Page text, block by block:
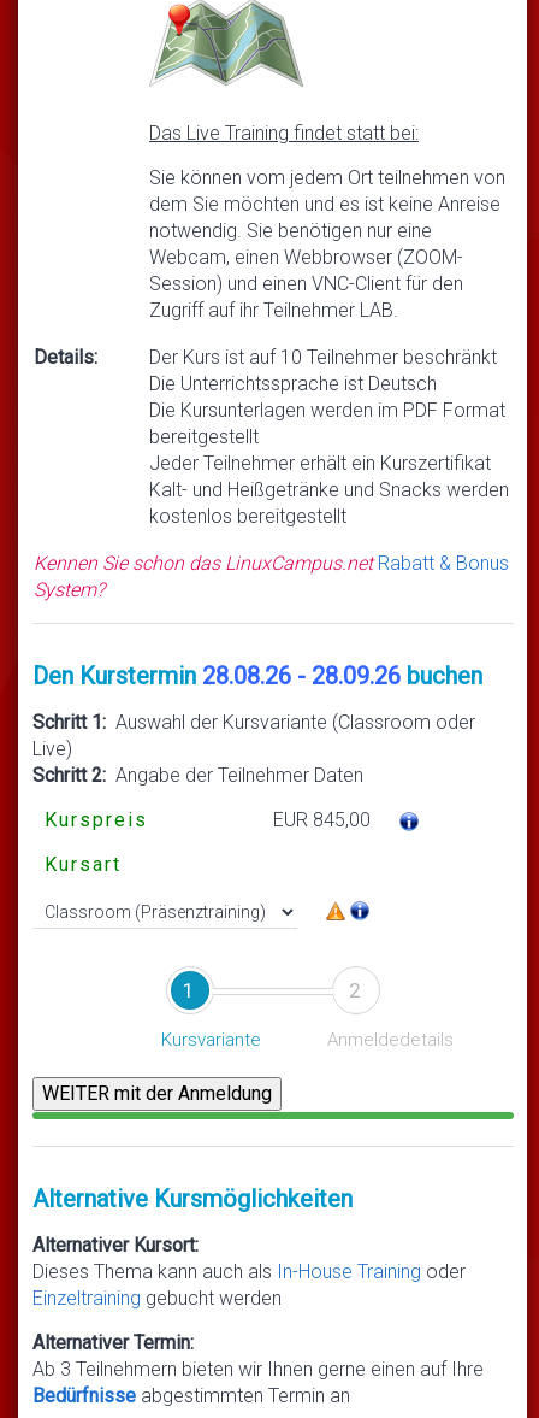
Das Live Training findet statt bei:
Sie können vom jedem Ort teilnehmen von
dem Sie möchten und es ist keine Anreise
notwendig. Sie benötigen nur eine
Webcam, einen Webbrowser (ZOOM-
Session) und einen VNC-Client für den
Zugriff auf ihr Teilnehmer LAB.
Details:
Der Kurs ist auf 10 Teilnehmer beschränkt
Die Unterrichtssprache ist Deutsch
Die Kursunterlagen werden im PDF Format
bereitgestellt
Jeder Teilnehmer erhält ein Kurszertifikat
Kalt- und Heißgetränke und Snacks werden
kostenlos bereitgestellt
Kennen Sie schon das LinuxCampus.netRabatt & Bonus
System?
Den Kurstermin 28.08.26 - 28.09.26 buchen
Schritt 1: Auswahl der Kursvariante (Classroom oder
Live)
Schritt 2: Angabe der Teilnehmer Daten
Kurspreis
EUR 845,00
Kursart
1
Kursvariante
2
Anmeldedetails
Alternative Kursmöglichkeiten
Alternativer Kursort:
Dieses Thema kann auch als In-House Training oder
Einzeltraining gebucht werden
Alternativer Termin:
Ab 3 Teilnehmern bieten wir Ihnen gerne einen auf Ihre
Bedürfnisse abgestimmten Termin an